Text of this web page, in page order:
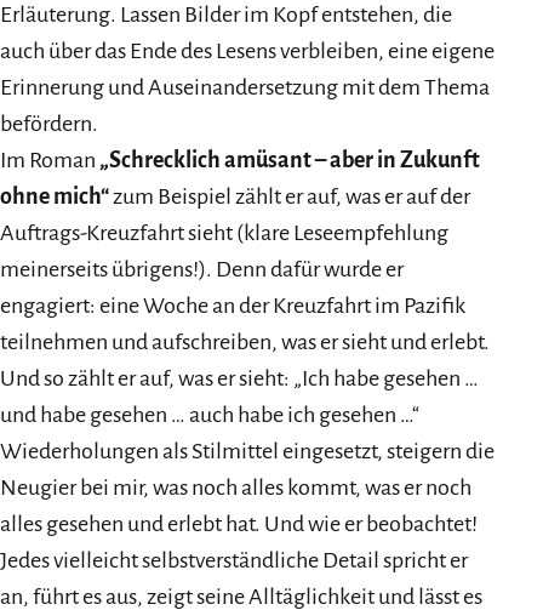
Erläuterung. Lassen Bilder im Kopf entstehen, die
auch über das Ende des Lesens verbleiben, eine eigene
Erinnerung und Auseinandersetzung mit dem Thema
befördern.
Im Roman „Schrecklich amüsant – aber in Zukunft
ohne mich“zum Beispiel zählt er auf, was er auf der
Auftrags-Kreuzfahrt sieht (klare Leseempfehlung
meinerseits übrigens!). Denn dafür wurde er
engagiert: eine Woche an der Kreuzfahrt im Pazifik
teilnehmen und aufschreiben, was er sieht und erlebt.
Und so zählt er auf, was er sieht: „Ich habe gesehen …
und habe gesehen … auch habe ich gesehen …“
Wiederholungen als Stilmittel eingesetzt, steigern die
Neugier bei mir, was noch alles kommt, was er noch
alles gesehen und erlebt hat. Und wie er beobachtet!
Jedes vielleicht selbstverständliche Detail spricht er
an, führt es aus, zeigt seine Alltäglichkeit und lässt es